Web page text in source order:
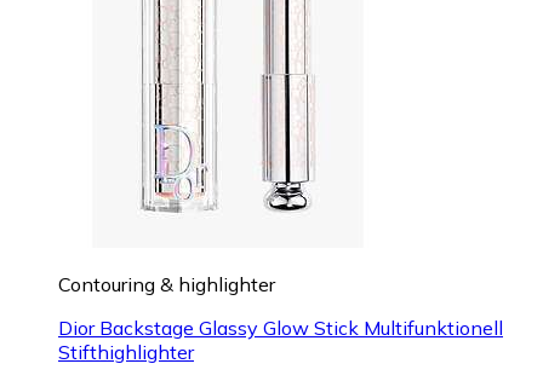
Contouring & highlighter
Dior Backstage Glassy Glow Stick Multifunktionell
Stifthighlighter